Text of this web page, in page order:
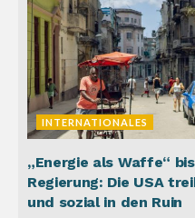
INTERNATIONALES
„Energie als Waffe“
Regierung: Die USA
und sozial in den Ruin